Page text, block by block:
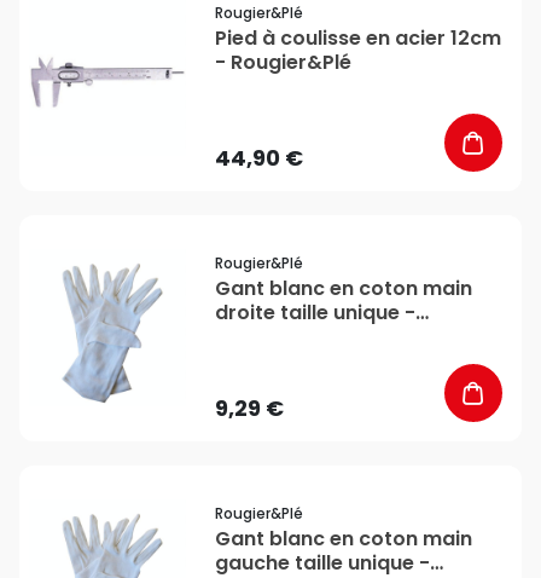
Rougier&plé
Pied à coulisse en acier 12cm
- Rougier&Plé
44,90 €
Rougier&plé
Gant blanc en coton main
droite taille unique -
9,29 €
Rougier&plé
Gant blanc en coton main
gauche taille unique -